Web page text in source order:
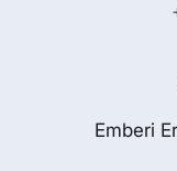
Emberi